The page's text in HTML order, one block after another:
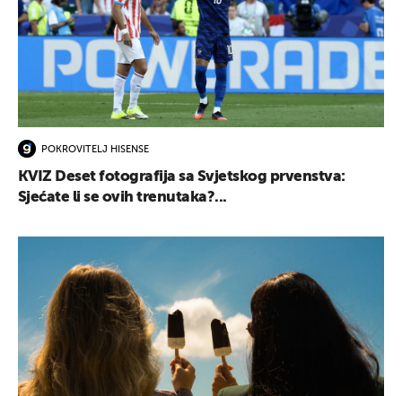
POKROVITELJ HISENSE
KVIZ Deset fotografija sa Svjetskog prvenstva:
Sjećate li se ovih trenutaka?...